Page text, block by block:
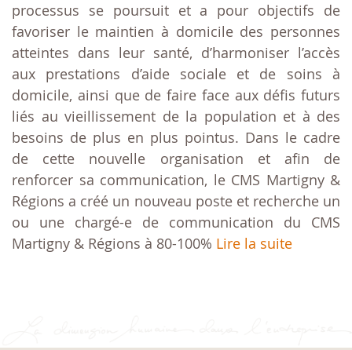
processus se poursuit et a pour objectifs de
favoriser le maintien à domicile des personnes
atteintes dans leur santé, d’harmoniser l’accès
aux prestations d’aide sociale et de soins à
domicile, ainsi que de faire face aux défis futurs
liés au vieillissement de la population et à des
besoins de plus en plus pointus. Dans le cadre
de cette nouvelle organisation et afin de
renforcer sa communication, le CMS Martigny &
Régions a créé un nouveau poste et recherche un
ou une chargé-e de communication du CMS
Martigny & Régions à 80-100% Lire la suite